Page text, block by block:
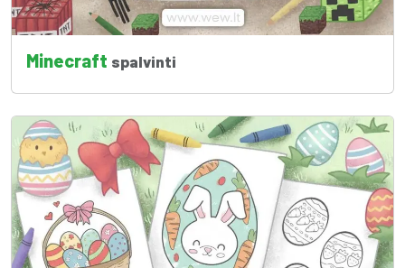
Minecraft spalvinti